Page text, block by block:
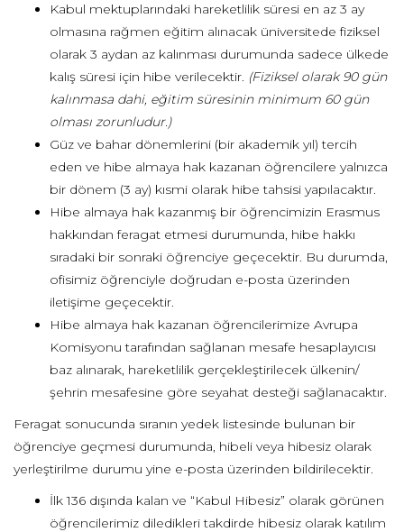
Kabul mektuplarındaki hareketlilik süresi en az 3 ay
olmasına rağmen eğitim alınacak üniversitede fiziksel
olarak 3 aydan az kalınması durumunda sadece ülkede
kalış süresi için hibe verilecektir. (Fiziksel olarak 90 gün
kalınmasa dahi, eğitim süresinin minimum 60 gün
olması zorunludur.)
Güz ve bahar dönemlerini (bir akademik yıl) tercih
eden ve hibe almaya hak kazanan öğrencilere yalnızca
bir dönem (3 ay) kısmi olarak hibe tahsisi yapılacaktır.
Hibe almaya hak kazanmış bir öğrencimizin Erasmus
hakkından feragat etmesi durumunda, hibe hakkı
sıradaki bir sonraki öğrenciye geçecektir. Bu durumda,
ofisimiz öğrenciyle doğrudan e-posta üzerinden
iletişime geçecektir.
Hibe almaya hak kazanan öğrencilerimize Avrupa
Komisyonu tarafından sağlanan mesafe hesaplayıcısı
baz alınarak, hareketlilik gerçekleştirilecek ülkenin/
şehrin mesafesine göre seyahat desteği sağlanacaktır.
Feragat sonucunda sıranın yedek listesinde bulunan bir
öğrenciye geçmesi durumunda, hibeli veya hibesiz olarak
yerleştirilme durumu yine e-posta üzerinden bildirilecektir.
İlk 136 dışında kalan ve “Kabul Hibesiz” olarak görünen
öğrencilerimiz diledikleri takdirde hibesiz olarak katılım